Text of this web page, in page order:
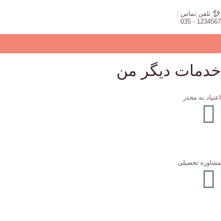
تلفن تماس :
1234567 - 035
خدمات دیگر من
اعتیاد به مخدر
مشاوره تحصیلی